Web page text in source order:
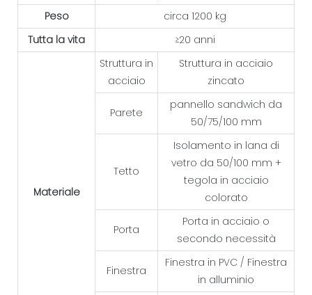
Peso
circa 1200 kg
Tutta la vita
≥20 anni
Materiale
Struttura in
acciaio
Struttura in acciaio
zincato
Parete
pannello sandwich da
50/75/100 mm
Tetto
Isolamento in lana di
vetro da 50/100 mm +
tegola in acciaio
colorato
Porta
Porta in acciaio o
secondo necessità
Finestra
Finestra in PVC / Finestra
in alluminio